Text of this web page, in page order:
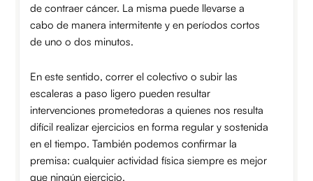
de contraer cáncer. La misma puede llevarse a
cabo de manera intermitente y en períodos cortos
de uno o dos minutos.
En este sentido, correr el colectivo o subir las
escaleras a paso ligero pueden resultar
intervenciones prometedoras a quienes nos resulta
difícil realizar ejercicios en forma regular y sostenida
en el tiempo. También podemos confirmar la
premisa: cualquier actividad física siempre es mejor
que ningún ejercicio.